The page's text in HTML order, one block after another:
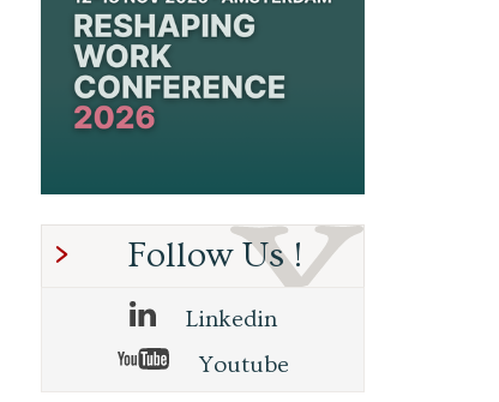
Follow Us !
Linkedin
Youtube